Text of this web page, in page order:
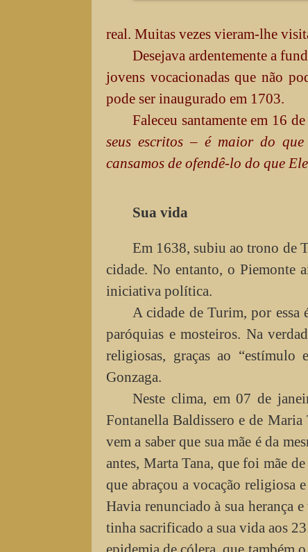
real. Muitas vezes vieram-lhe
Desejava ardentemente a
jovens vocacionadas que não
pode ser inaugurado em 1703.
Faleceu santamente em 16
seus escritos – é maior do que
cansamos de ofendê-lo do que
Sua vida
Em 1638, subiu ao trono de
cidade. No entanto, o Piemonte
iniciativa política.
A cidade de Turim, por essa
paróquias e mosteiros. Na
religiosas, graças ao
Gonzaga.
Neste clima, em 07 de
Fontanella Baldissero e de Maria
vem a saber que sua mãe é da
antes, Marta Tana, que foi mãe
que abraçou a vocação religiosa
Havia renunciado à sua herança
tinha sacrificado a sua vida aos